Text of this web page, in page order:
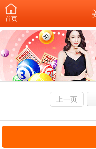
首页
上一页